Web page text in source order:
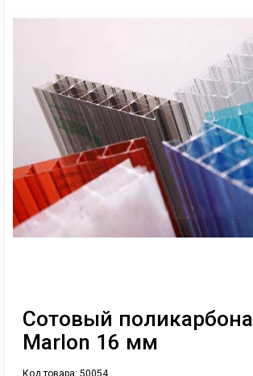
Сотовый
Marlon 16 мм
Код товара: 50054